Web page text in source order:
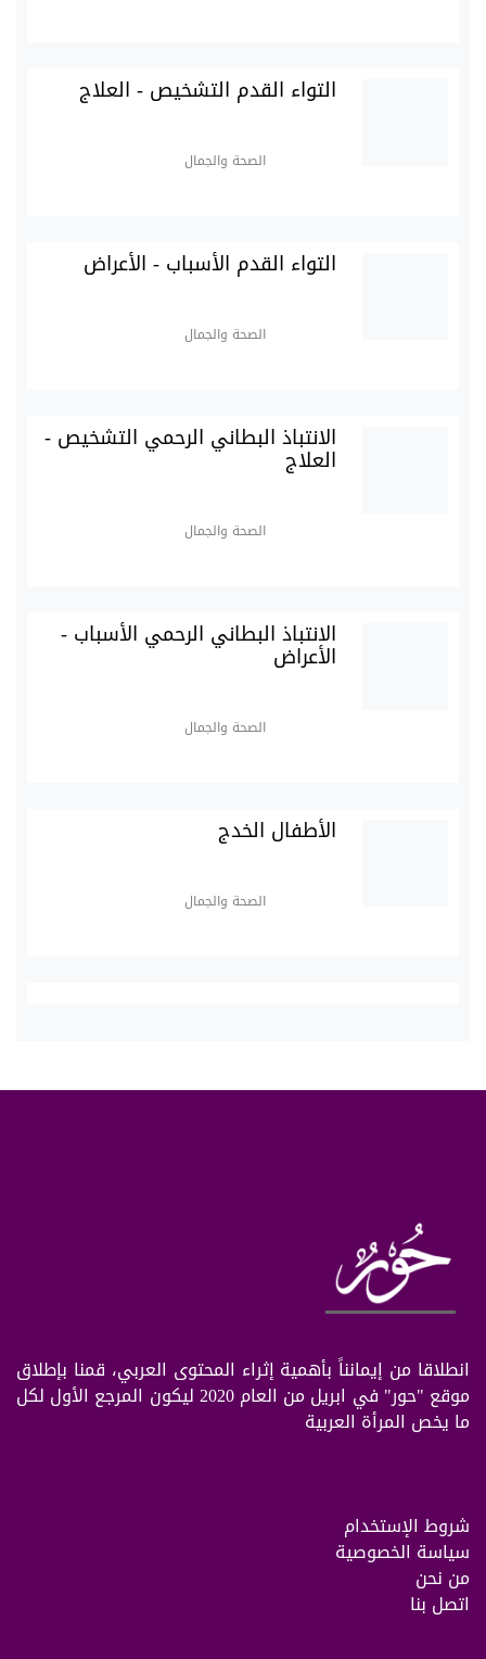
التواء القدم التشخيص - العلاج
الصحة والجمال
التواء القدم الأسباب - الأعراض
الصحة والجمال
الانتباذ البطاني الرحمي التشخيص -
العلاج
الصحة والجمال
الانتباذ البطاني الرحمي الأسباب -
الأعراض
الصحة والجمال
الأطفال الخدج
الصحة والجمال
انطلاقا من إيمانناً بأهمية إثراء المحتوى العربي، قمنا بإطلاق
موقع "حور" في ابريل من العام 2020 ليكون المرجع الأول لكل
ما يخص المرأة العربية
شروط الإستخدام
سياسة الخصوصية
من نحن
اتصل بنا